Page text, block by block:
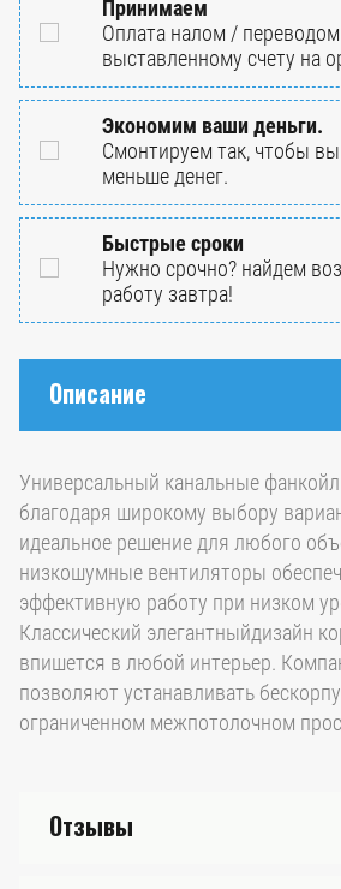
Принимаем
Оплата налом /
выставленному счету на
Экономим ваши деньги.
Смонтируем так, чтобы
меньше денег.
Быстрые сроки
Нужно срочно? найдем
работу завтра!
Описание
Универсальный канальные
благодаря широкому выбору
идеальное решение для любого
низкошумные вентиляторы
эффективную работу при низком
Классический элегантныйдизайн
впишется в любой интерьер.
позволяют устанавливать
ограниченном межпотолочном
Отзывы